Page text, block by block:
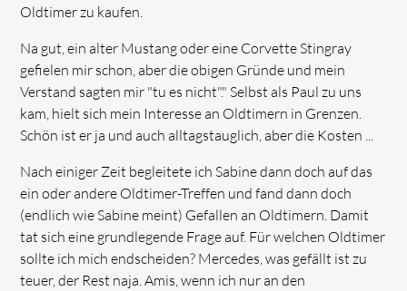
Oldtimer zu kaufen.
Na gut, ein alter Mustang oder eine Corvette Stingray
gefielen mir schon, aber die obigen Gründe und mein
Verstand sagten mir "tu es nicht"." Selbst als Paul zu uns
kam, hielt sich mein Interesse an Oldtimern in Grenzen.
Schön ist er ja und auch alltagstauglich, aber die Kosten ...
Nach einiger Zeit begleitete ich Sabine dann doch auf das
ein oder andere Oldtimer-Treffen und fand dann doch
(endlich wie Sabine meint) Gefallen an Oldtimern. Damit
tat sich eine grundlegende Frage auf. Für welchen Oldtimer
sollte ich mich endscheiden? Mercedes, was gefällt ist zu
teuer, der Rest naja. Amis, wenn ich nur an den